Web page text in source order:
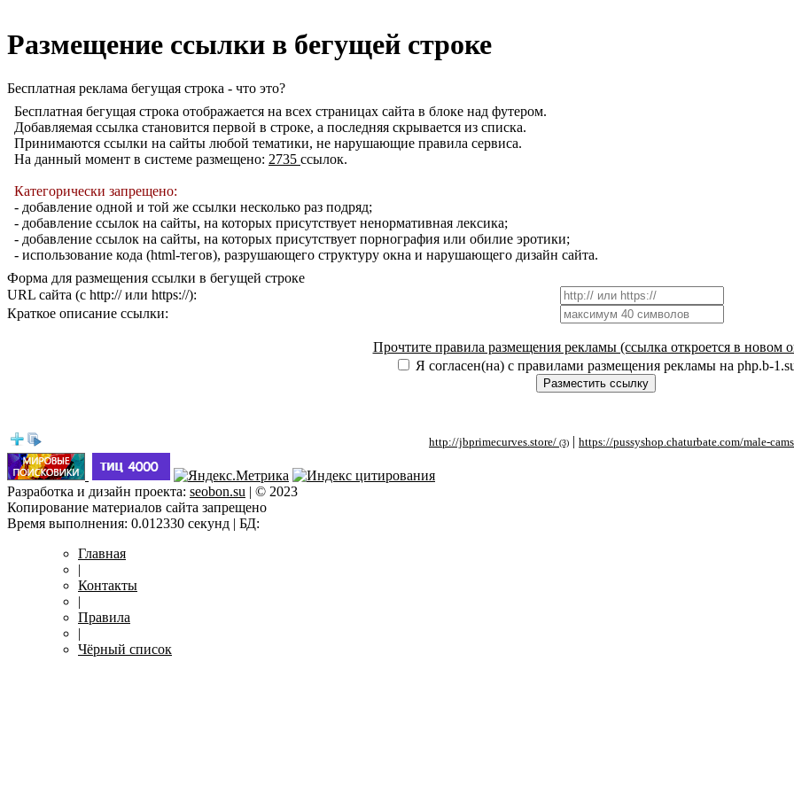
Размещение ссылки в бегущей строке
Бесплатная реклама бегущая строка - что это?
Бесплатная бегущая строка отображается на всех страницах сайта в блоке над футером.
Добавляемая ссылка становится первой в строке, а последняя скрывается из списка.
Принимаются ссылки на сайты любой тематики, не нарушающие правила сервиса.
На данный момент в системе размещено: 2735 ссылок.
Категорически запрещено:
- добавление одной и той же ссылки несколько раз подряд;
- добавление ссылок на сайты, на которых присутствует ненормативная лексика;
- добавление ссылок на сайты, на которых присутствует порнография или обилие эротики;
- использование кода (html-тегов), разрушающего структуру окна и нарушающего дизайн сайта.
Форма для размещения ссылки в бегущей строке
URL сайта (с http:// или https://):
Краткое описание ссылки:
Прочтите правила размещения рекламы (ссылка откроется в новом
Я согласен(на) с правилами размещения рекламы на php.b-
http://jbprimecurves.store/(3)|https://pussyshop.chaturbate.com/male-cams/(2)|
Разработка и дизайн проекта: seobon.su | © 2023
Копирование материалов сайта запрещено
Время выполнения: 0.012330 секунд | БД:
Главная
|
Контакты
|
Правила
|
Чёрный список